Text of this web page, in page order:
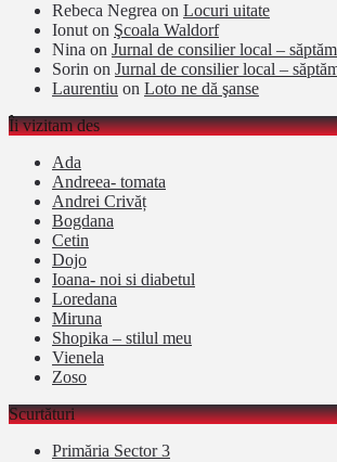
Rebeca Negrea on Locuri uitate
Ionut on Şcoala Waldorf
Nina on Jurnal de consilier local –
Sorin on Jurnal de consilier local –
Laurentiu on Loto ne dă şanse
Îi vizitam des
Ada
Andreea- tomata
Andrei Crivăț
Bogdana
Cetin
Dojo
Ioana- noi si diabetul
Loredana
Miruna
Shopika – stilul meu
Vienela
Zoso
Scurtături
Primăria Sector 3